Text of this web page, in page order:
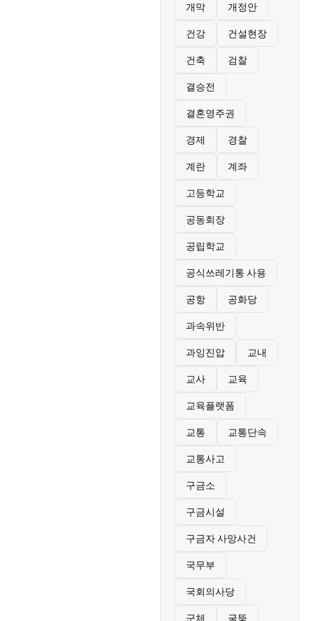
개막 개정안
건강 건설현장
건축 검찰
결승전
결혼영주권
경제 경찰
계란 계좌
고등학교
공동회장
공립학교
공식쓰레기통 사용
공항 공화당
과속위반
과잉진압 교내
교사 교육
교육플랫폼
교통 교통단속
교통사고
구금소
구금시설
구금자 사망사건
국무부
국회의사당
군체 굴뚝